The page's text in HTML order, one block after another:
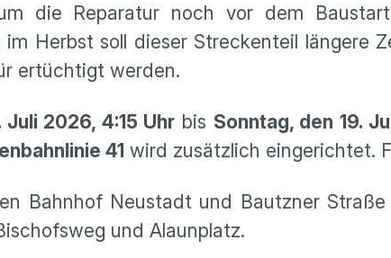
die Reparatur noch vor dem
im Herbst soll dieser Streckenteil längere
ertüchtigt werden.
Juli 2026, 4:15 Uhr bis Sonntag, den 19.
41 wird zusätzlich eingerichtet.
Bahnhof Neustadt und Bautzner
und Alaunplatz.